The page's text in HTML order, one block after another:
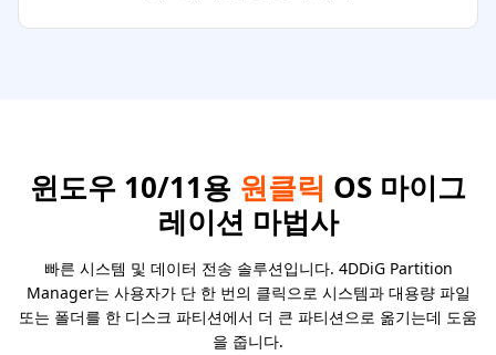
윈도우 10/11용 원클릭 OS 마이그
레이션 마법사
빠른 시스템 및 데이터 전송 솔루션입니다. 4DDiG Partition
Manager는 사용자가 단 한 번의 클릭으로 시스템과 대용량 파일
또는 폴더를 한 디스크 파티션에서 더 큰 파티션으로 옮기는데 도움
을 줍니다.